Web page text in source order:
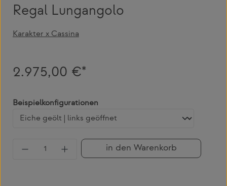
Regal Lungangolo
Karakter x Cassina
2.975,00 €*
Beispielkonfigurationen
Produkt Anzahl: Gib den gewünschten
in den Warenkorb